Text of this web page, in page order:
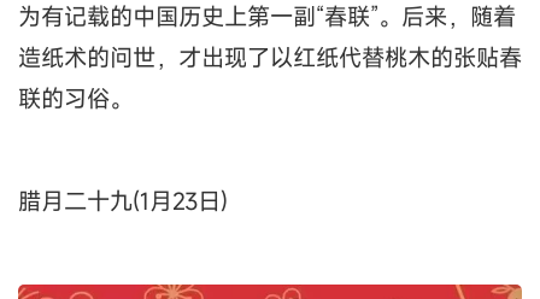
为有记载的中国历史上第一副“春联”。后来，随着
造纸术的问世，才出现了以红纸代替桃木的张贴春
联的习俗。
腊月二十九(1月23日)